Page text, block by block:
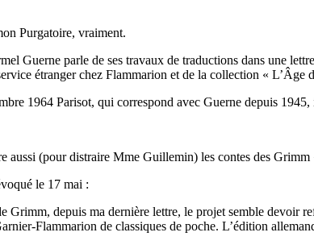
Purgatoire, vraiment.
Guerne parle de ses travaux de traductions dans une
étranger chez Flammarion et de la collection «
1964 Parisot, qui correspond avec Guerne depuis
aussi (pour distraire Mme Guillemin) les contes des
le 17 mai :
Grimm, depuis ma dernière lettre, le projet semble devoir
Flammarion de classiques de poche. L’édition